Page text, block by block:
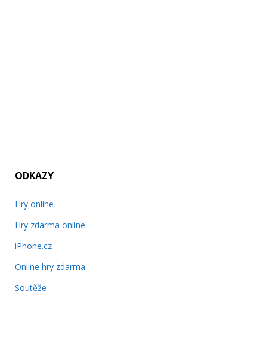
ODKAZY
Hry online
Hry zdarma online
iPhone.cz
Online hry zdarma
Soutěže